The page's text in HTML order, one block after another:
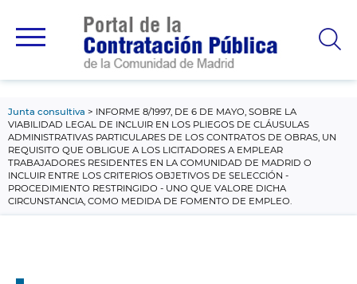
principal
Junta consultiva
INFORME 8/1997, DE 6 DE MAYO, SOBRE LA
VIABILIDAD LEGAL DE INCLUIR EN LOS PLIEGOS DE CLÁUSULAS
ADMINISTRATIVAS PARTICULARES DE LOS CONTRATOS DE OBRAS, UN
REQUISITO QUE OBLIGUE A LOS LICITADORES A EMPLEAR
TRABAJADORES RESIDENTES EN LA COMUNIDAD DE MADRID O
INCLUIR ENTRE LOS CRITERIOS OBJETIVOS DE SELECCIÓN -
PROCEDIMIENTO RESTRINGIDO - UNO QUE VALORE DICHA
CIRCUNSTANCIA, COMO MEDIDA DE FOMENTO DE EMPLEO.